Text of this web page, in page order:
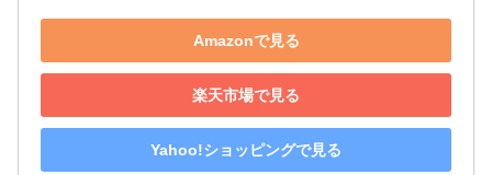
Amazonで見る
楽天市場で見る
Yahoo!ショッピングで見る